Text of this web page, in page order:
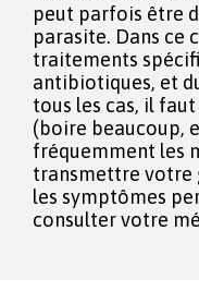
peut parfois être
parasite. Dans ce
traitements
antibiotiques, et
tous les cas, il
(boire beaucoup,
fréquemment les
transmettre votre
les symptômes
consulter votre